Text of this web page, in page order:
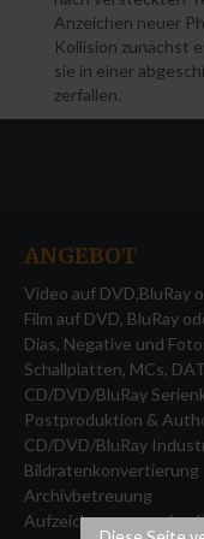
8mm Film auf
16mm Film auf
MC Compact
Tonband auf
DAT Cassette
Serienkopien
Flashcards
Kontakt
Anzeichen neuer
Kollision zunächst
sie in einer
zerfallen.
ANGEBOT
Video auf DVD,BluRay
Film auf DVD, BluRay
Dias, Negative und
Schallplatten, MCs,
CD/DVD/BluRay
Postproduktion &
CD/DVD/BluRay
Bildratenkonvertierung
Archivbetreuung
Aufzeichnungsservice